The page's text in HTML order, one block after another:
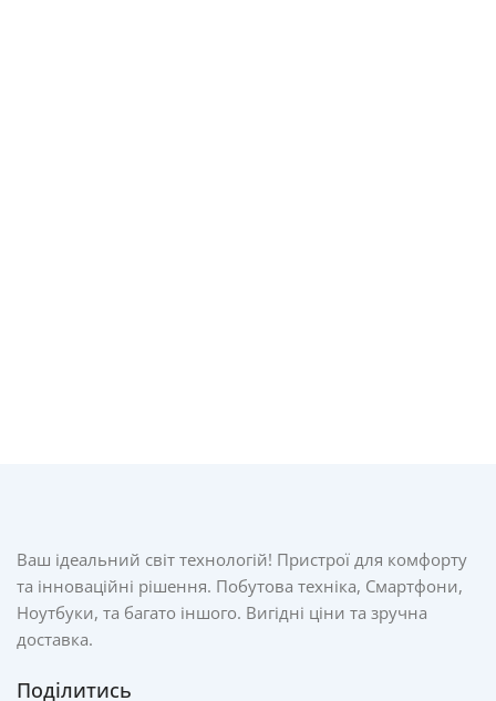
Ваш ідеальний світ технологій! Пристрої для комфорту
та інноваційні рішення. Побутова техніка, Смартфони,
Ноутбуки, та багато іншого. Вигідні ціни та зручна
доставка.
Поділитись